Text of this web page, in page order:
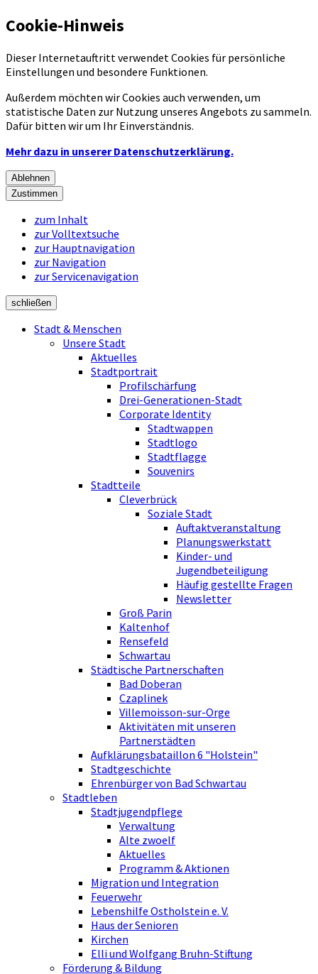
Cookie-Hinweis
Dieser Internetauftritt verwendet Cookies für persönliche
Einstellungen und besondere Funktionen.
Außerdem möchten wir Cookies auch verwenden, um
statistische Daten zur Nutzung unseres Angebots zu sammeln.
Dafür bitten wir um Ihr Einverständnis.
Mehr dazu in unserer Datenschutzerklärung.
Ablehnen
Zustimmen
zum Inhalt
zur Volltextsuche
zur Hauptnavigation
zur Navigation
zur Servicenavigation
schließen
Stadt & Menschen
Unsere Stadt
Aktuelles
Stadtportrait
Profilschärfung
Drei-Generationen-Stadt
Corporate Identity
Stadtwappen
Stadtlogo
Stadtflagge
Souvenirs
Stadtteile
Cleverbrück
Soziale Stadt
Auftaktveranstaltung
Planungswerkstatt
Kinder- und
Jugendbeteiligung
Häufig gestellte Fragen
Newsletter
Groß Parin
Kaltenhof
Rensefeld
Schwartau
Städtische Partnerschaften
Bad Doberan
Czaplinek
Villemoisson-sur-Orge
Aktivitäten mit unseren
Partnerstädten
Aufklärungsbataillon 6 "Holstein"
Stadtgeschichte
Ehrenbürger von Bad Schwartau
Stadtleben
Stadtjugendpflege
Verwaltung
Alte zwoelf
Aktuelles
Programm & Aktionen
Migration und Integration
Feuerwehr
Lebenshilfe Ostholstein e. V.
Haus der Senioren
Kirchen
Elli und Wolfgang Bruhn-Stiftung
Förderung & Bildung